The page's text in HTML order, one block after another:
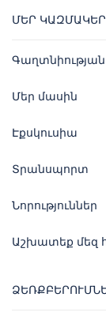
ՄԵՐ
Մեր մասին
Էքսկուսիա
Տրանսպորտ
Նորություններ
Աշխատեք մեզ